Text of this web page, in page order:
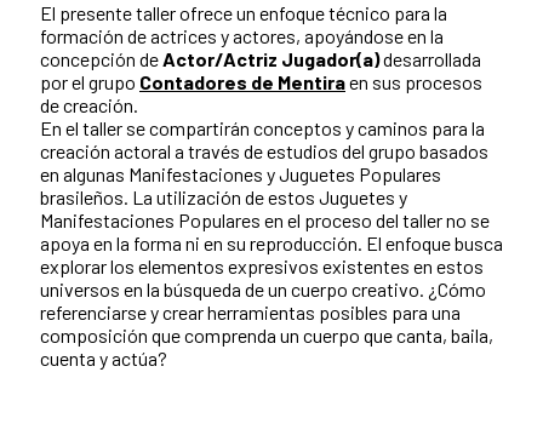
El presente taller ofrece un enfoque técnico para la
formación de actrices y actores, apoyándose en la
concepción deActor/Actriz Jugador(a)desarrollada
por el grupo Contadores de Mentiraen sus procesos
de creación.
En el taller se compartirán conceptos y caminos para la
creación actoral a través de estudios del grupo basados
en algunas Manifestaciones y Juguetes Populares
brasileños. La utilización de estos Juguetes y
Manifestaciones Populares en el proceso del taller no se
apoya en la forma ni en su reproducción. El enfoque busca
explorar los elementos expresivos existentes en estos
universos en la búsqueda de un cuerpo creativo. ¿Cómo
referenciarse y crear herramientas posibles para una
composición que comprenda un cuerpo que canta, baila,
cuenta y actúa?